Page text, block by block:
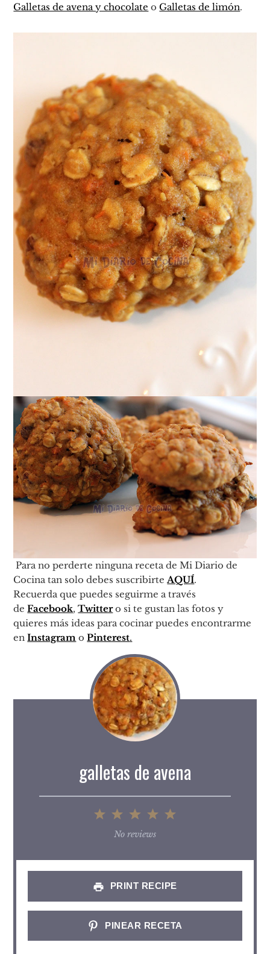
Galletas de avena y chocolate o Galletas de limón.
Para no perderte ninguna receta de Mi Diario de
Cocina tan solo debes suscribirteAQUÍ.
Recuerda que puedes seguirme a través
deFacebook,Twittero si te gustan las fotos y
quieres más ideas para cocinar puedes encontrarme
enInstagram oPinterest.
galletas de avena
5
4
3
Stars
2
Stars
1
Star
No reviews
PRINT RECIPE
PINEAR RECETA